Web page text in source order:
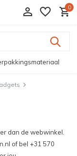
0
in Deventer
dan de webwinkel.
of bel +31 570